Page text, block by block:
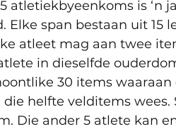
atletiekbyeenkoms is
Elke span bestaan uit 15
atleet mag aan twee
in dieselfde
30 items
die helfte velditems wees.
Die ander 5 atlete kan